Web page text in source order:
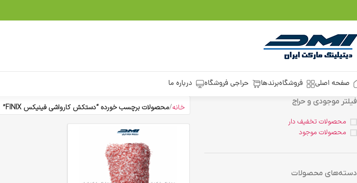
صفحه اصلی فروشگاهبرندها حراجی فروشگاه درباره ما
فیلتر موجودی و حراج
محصولات تخفیف دار
محصولات موجود
دسته‌های محصولات
خانه محصولات برچسب خورده “دستکش کارواشی فینیکس FINIX”